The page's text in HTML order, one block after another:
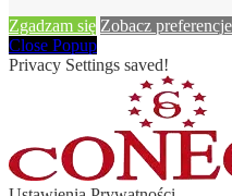
Zgadzam się Zobacz preferencje
Close Popup
Privacy Settings saved!